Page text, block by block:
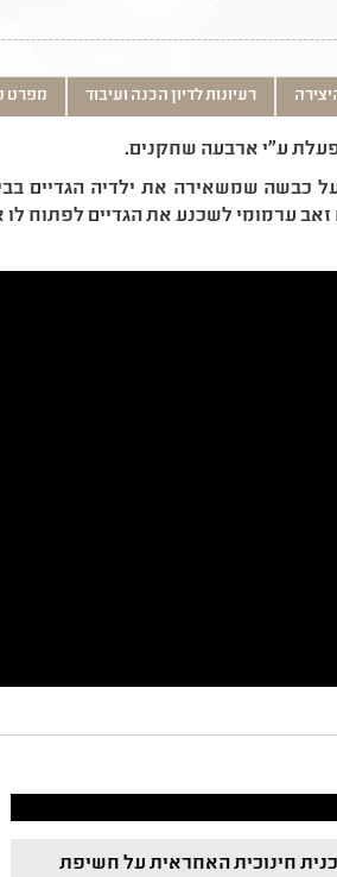
רעיונות לדיון הכנה ועיבוד מפרט
ע"י ארבעה שחקנים.
כבשה שמשאירה את ילדיה הגדיים
ערמומי לשכנע את הגדיים לפתוח
חינוכית האחראית על חשיפת